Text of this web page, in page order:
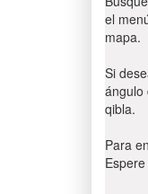
el
mapa.
Si
ángulo
qibla.
Para